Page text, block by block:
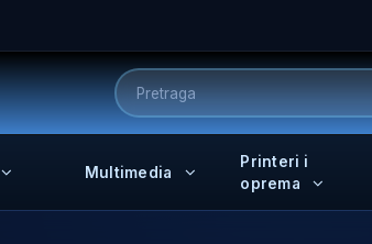
Multimedia
Printeri i
oprema